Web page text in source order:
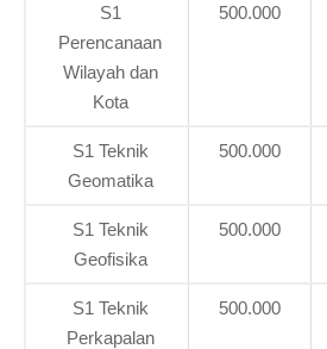
S1
Perencanaan
Wilayah dan
Kota
500.000
S1 Teknik
Geomatika
500.000
S1 Teknik
Geofisika
500.000
S1 Teknik
Perkapalan
500.000